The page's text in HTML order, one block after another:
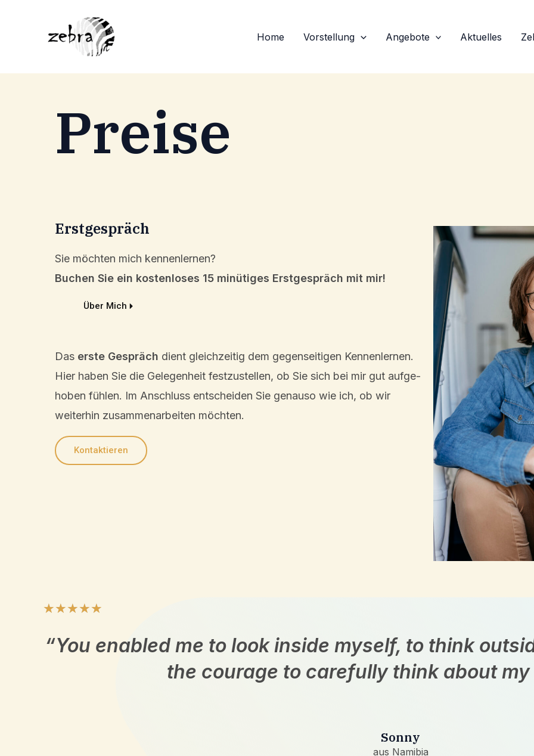
Home Vorstel­lung Angebo­te Aktuel­les
Preise
Erstge­spräch
Sie möchten mich kennen­ler­nen?
Buchen Sie ein kosten­lo­ses 15 minüti­ges Erstge­spräch mit mir!
Über Mich
Das erste Gespräch dient gleich­zei­tig dem gegen­sei­ti­gen Kennen­ler­nen.
Hier haben Sie die Gelegen­heit festzu­stel­len, ob Sie sich bei mir gut aufge­
ho­ben fühlen. Im Anschluss entschei­den Sie genau­so wie ich, ob wir
weiter­hin zusam­men­ar­bei­ten möchten.
Kontak­tie­ren
★★★★★
w
“You enabled me to look inside myself, to think
the coura­ge to careful­ly think about my
Sonny
aus Namibia